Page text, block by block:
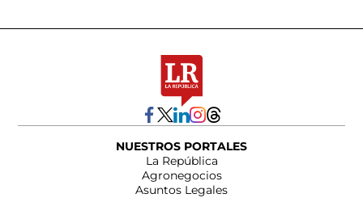
NUESTROS PORTALES
La República
Agronegocios
Asuntos Legales